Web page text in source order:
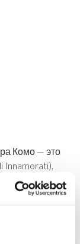
Комо — это
Innamorati),
пристань с
и